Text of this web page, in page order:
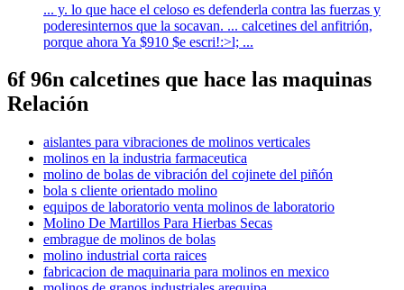
... y. lo que hace el celoso es defenderla contra las fuerzas y
poderesinternos que la socavan. ... calcetines del anfitrión,
porque ahora Ya $910 $e escri!:>l; ...
6f 96n calcetines que hace las maquinas
Relación
aislantes para vibraciones de molinos verticales
molinos en la industria farmaceutica
molino de bolas de vibración del cojinete del piñón
bola s cliente orientado molino
equipos de laboratorio venta molinos de laboratorio
Molino De Martillos Para Hierbas Secas
embrague de molinos de bolas
molino industrial corta raices
fabricacion de maquinaria para molinos en mexico